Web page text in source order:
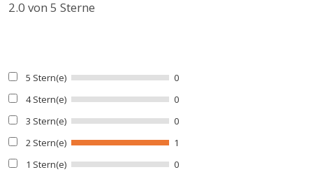
2.0 von 5 Sterne
5 Stern(e)
0
4 Stern(e)
0
3 Stern(e)
0
2 Stern(e)
1
1 Stern(e)
0